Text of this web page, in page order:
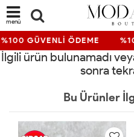
menü
%100 GÜVENLİ ÖDEME
İlgili ürün bulunamadı
sonra
Bu Ürünler